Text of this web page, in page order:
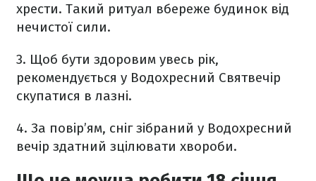
хрести. Такий ритуал вбереже будинок від
нечистої сили.
3. Щоб бути здоровим увесь рік,
рекомендується у Водохресний Святвечір
скупатися в лазні.
4. За повір’ям, сніг зібраний у Водохресний
вечір здатний зцілювати хвороби.